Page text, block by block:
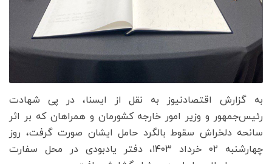
به گزارش اقتصادنیوز به نقل از ایسنا، در پی شهادت
رئیس‌جمهور و وزیر امور خارجه کشورمان و همراهان که بر اثر
سانحه دلخراش سقوط بالگرد حامل ایشان صورت گرفت، روز
چهارشنبه ۰۲ خرداد ۱۴۰۳، دفتر یادبودی در محل سفارت